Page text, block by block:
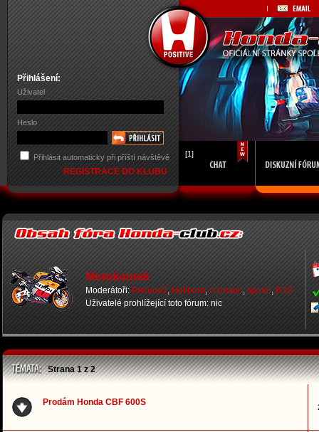
Přihlášení:
Uživatel
Heslo
Přihlásit automaticky při příští návštěvě
REGISTRACE DO KLUBU
[1]
Motokoutek
Moderátoři: PreludeZ, Hellborn, crxmann, spoon, R3S
Uživatelé prohlížející toto fórum: nic
Strana1z2
Prodám Honda CBF 600S